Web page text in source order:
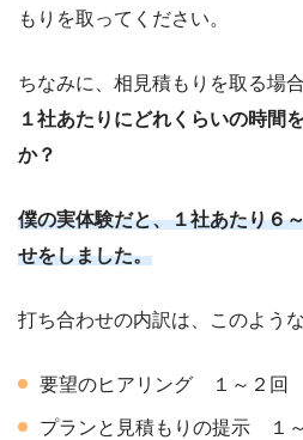
もりを取ってください。
ちなみに、相見積もりを取る場合
１社あたりにどれくらいの時間
か？
僕の実体験だと、１社あたり６
せをしました。
打ち合わせの内訳は、このよう
要望のヒアリング １～２回
プランと見積もりの提示 １